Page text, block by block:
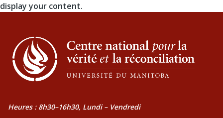
display your content.
Heures : 8h30–16h30, Lundi – Vendredi